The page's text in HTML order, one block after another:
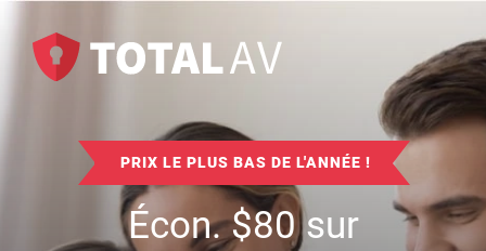
PRIX LE PLUS BAS DE L'ANNÉE !
Écon.$80sur